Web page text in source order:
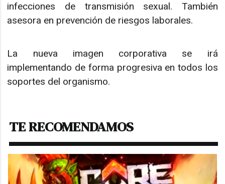
infecciones de transmisión sexual. También
asesora en prevención de riesgos laborales.
La nueva imagen corporativa se irá
implementando de forma progresiva en todos los
soportes del organismo.
TE RECOMENDAMOS